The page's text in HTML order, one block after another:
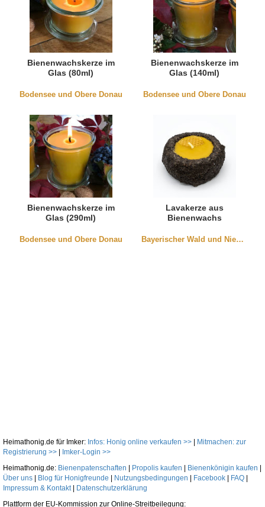
Bienenwachskerze im
Glas (80ml)
Bodensee und Obere Donau
Bienenwachskerze im
Glas (140ml)
Bodensee und Obere Donau
Bienenwachskerze im
Glas (290ml)
Bodensee und Obere Donau
Lavakerze aus
Bienenwachs
Bayerischer Wald und Niederbayern
Heimathonig.de für Imker: Infos: Honig online verkaufen >>
Mitmachen: zur
Registrierung >>
Imker-Login >>
Heimathonig.de: Bienenpatenschaften Propolis kaufen Bienenkönigin kaufen
Über uns
Blog für Honigfreunde Nutzungsbedingungen Facebook FAQ
Impressum & Kontakt|
Datenschutzerklärung
Plattform der EU-Kommission zur Online-Streitbeilegung: